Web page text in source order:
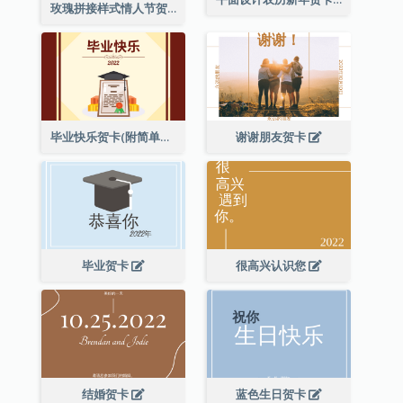
玫瑰拼接样式情人节贺卡
毕业快乐贺卡(附简单配图) 谢谢朋友贺卡
毕业贺卡 很高兴认识您
结婚贺卡 蓝色生日贺卡